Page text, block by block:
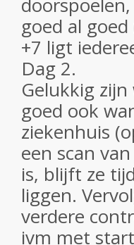
goed al
+7 ligt
Dag 2.
Gelukkig
goed ook
ziekenhuis
een scan
is, blijft ze
liggen.
verdere
ivm met